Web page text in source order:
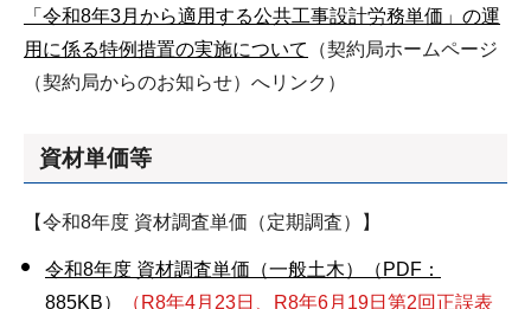
「令和8年3月から適用する公共工事設計労務単価」の運
用に係る特例措置の実施について
（契約局ホームページ
（契約局からのお知らせ）へリンク）
資材単価等
【令和8年度 資材調査単価（定期調査）】
令和8年度 資材調査単価（一般土木）（PDF：
885KB）
（R8年4月23日、R8年6月19日第2回正誤表